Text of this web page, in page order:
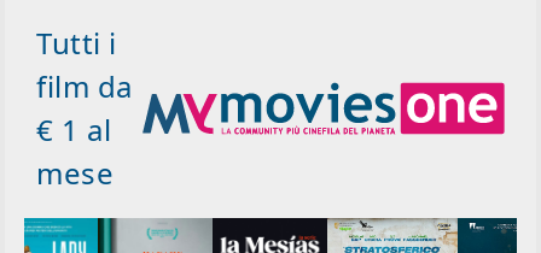
Tutti i
film da
€ 1 al
mese